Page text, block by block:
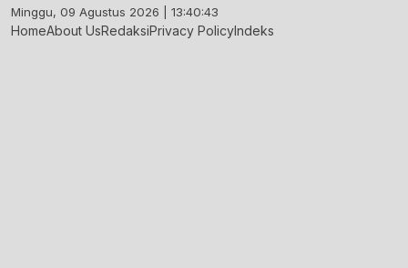
Skip
to
Minggu, 09 Agustus 2026 | 13:40:44
HomeAbout UsRedaksiPrivacy PolicyIndeks